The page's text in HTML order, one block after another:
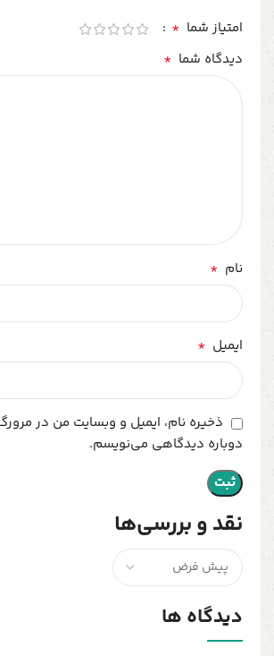
نقد و بررسی‌ها
دیدگاه ها
امتیاز شما *
دیدگاه شما *
نام *
ایمیل *
ذخیره نام، ایمیل و وبسایت من در
دوباره دیدگاهی می‌نویسم.